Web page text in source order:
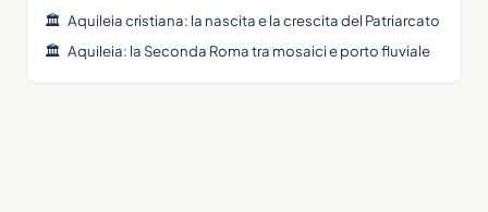
🏛 Aquileia cristiana: la nascita e la crescita del Patriarcato
🏛 Aquileia: la Seconda Roma tra mosaici e porto fluviale